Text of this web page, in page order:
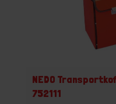
NEDO
752111